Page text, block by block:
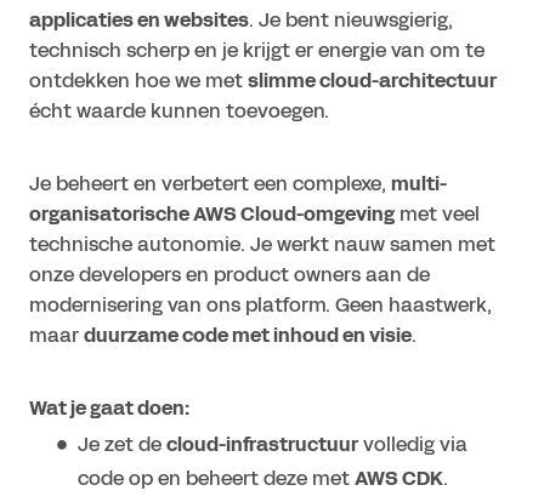
applicaties en websites. Je bent nieuwsgierig,
technisch scherp en je krijgt er energie van om te
ontdekken hoe we metslimme cloud-architectuur
écht waarde kunnen toevoegen.
Je beheert en verbetert een complexe, multi-
organisatorische AWS Cloud-omgeving met veel
technische autonomie. Je werkt nauw samen met
onze developers en product owners aan de
modernisering van ons platform. Geen haastwerk,
maarduurzame code met inhoud en visie.
Wat je gaat doen:
Je zet decloud-infrastructuurvolledig via
code op en beheert deze metAWS CDK.